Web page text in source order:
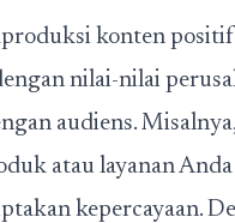
konten
nilai-nilai
audiens.
atau layanan
kepercayaan.